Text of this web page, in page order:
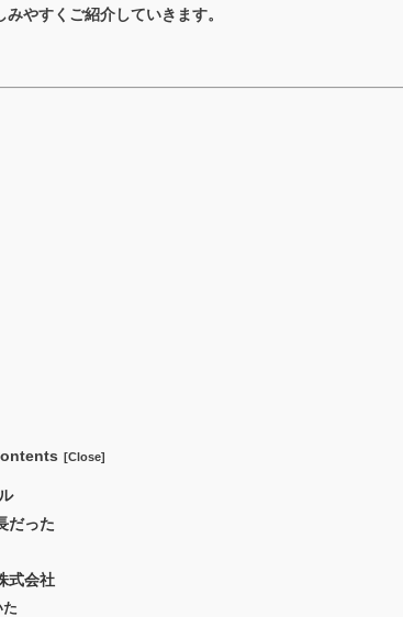
やすくご紹介していきます。
だった
式会社